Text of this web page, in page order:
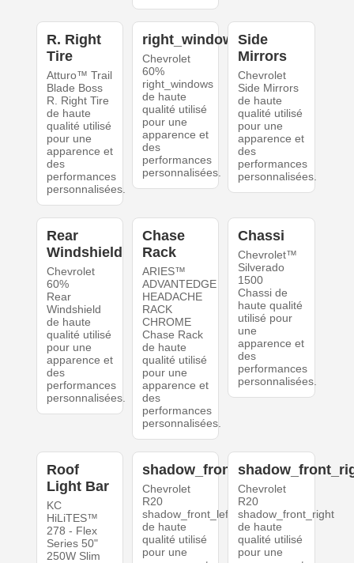
R. Right
Tire
Atturo™ Trail
Blade Boss
R. Right Tire
de haute
qualité utilisé
pour une
apparence et
des
performances
personnalisées.
right_windows
Chevrolet
60%
right_windows
de haute
qualité utilisé
pour une
apparence et
des
performances
personnalisées.
Side
Mirrors
Chevrolet
Side Mirrors
de haute
qualité utilisé
pour une
apparence et
des
performances
personnalisées.
Rear
Windshield
Chevrolet
60%
Rear
Windshield
de haute
qualité utilisé
pour une
apparence et
des
performances
personnalisées.
Chase
Rack
ARIES™
ADVANTEDGE
HEADACHE
RACK
CHROME
Chase Rack
de haute
qualité utilisé
pour une
apparence et
des
performances
personnalisées.
Chassi
Chevrolet™
Silverado
1500
Chassi de
haute qualité
utilisé pour
une
apparence et
des
performances
personnalisées.
Roof
Light Bar
KC
HiLiTES™
278 - Flex
Series 50"
250W Slim
shadow_front_left
Chevrolet
R20
shadow_front_left
de haute
qualité utilisé
pour une
Chevrolet
R20
shadow_front_right
de haute
qualité utilisé
pour une